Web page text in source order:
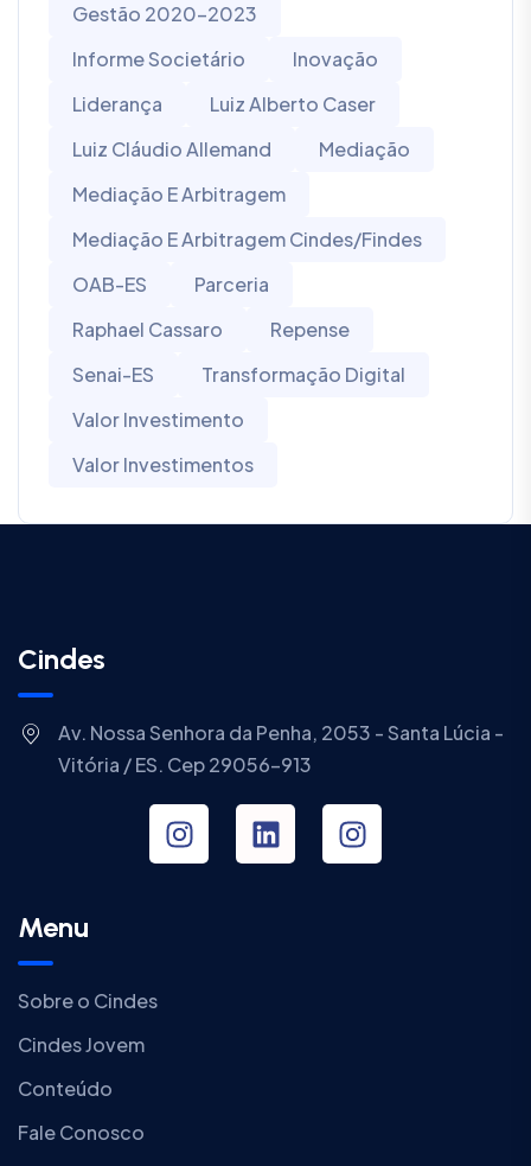
Gestão 2020-2023
Informe Societário
Inovação
Liderança
Luiz Alberto Caser
Luiz Cláudio Allemand
Mediação
Mediação E Arbitragem
Mediação E Arbitragem Cindes/Findes
OAB-ES
Parceria
Raphael Cassaro
Repense
Senai-ES
Transformação Digital
Valor Investimento
Valor Investimentos
Cindes
Av. Nossa Senhora da Penha, 2053 - Santa Lúcia -
Vitória / ES. Cep 29056-913
Menu
Sobre o Cindes
Cindes Jovem
Conteúdo
Fale Conosco